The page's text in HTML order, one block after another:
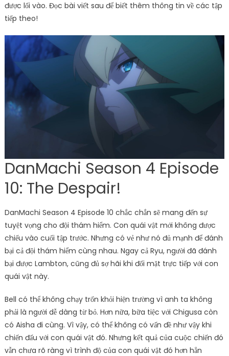
được lối vào. Đọc bài viết sau để biết thêm thông tin về các tập
tiếp theo!
DanMachi Season 4 Episode
10: The Despair!
DanMachi Season 4 Episode 10 chắc chắn sẽ mang đến sự
tuyệt vọng cho đội thám hiểm. Con quái vật mới không được
chiếu vào cuối tập trước. Nhưng có vẻ như nó đủ mạnh để đánh
bại cả đội thám hiểm cùng nhau. Ngay cả Ryu, người đã đánh
bại được Lambton, cũng đủ sợ hãi khi đối mặt trực tiếp với con
quái vật này.
Bell có thể không chạy trốn khỏi hiện trường vì anh ta không
phải là người dễ dàng từ bỏ. Hơn nữa, bữa tiệc với Chigusa còn
có Aisha đi cùng. Vì vậy, có thể không có vấn đề như vậy khi
chiến đấu với con quái vật đó. Nhưng kết quả của cuộc chiến đó
vẫn chưa rõ ràng vì trình độ của con quái vật đó hơn hẳn